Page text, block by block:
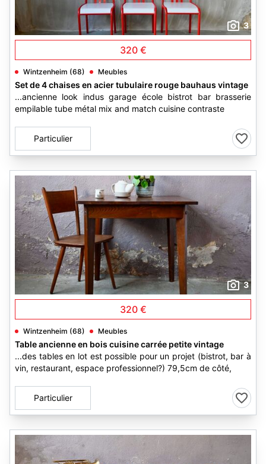
3
320 €
Wintzenheim (68) Meubles
Set de 4 chaises en acier tubulaire rouge bauhaus vintage
...ancienne look indus garage école bistrot bar brasserie
empilable tube métal mix and match cuisine contraste
Particulier
3
320 €
Wintzenheim (68) Meubles
Table ancienne en bois cuisine carrée petite vintage
...des tables en lot est possible pour un projet (bistrot, bar à
vin, restaurant, espace professionnel?) 79,5cm de côté,
Particulier